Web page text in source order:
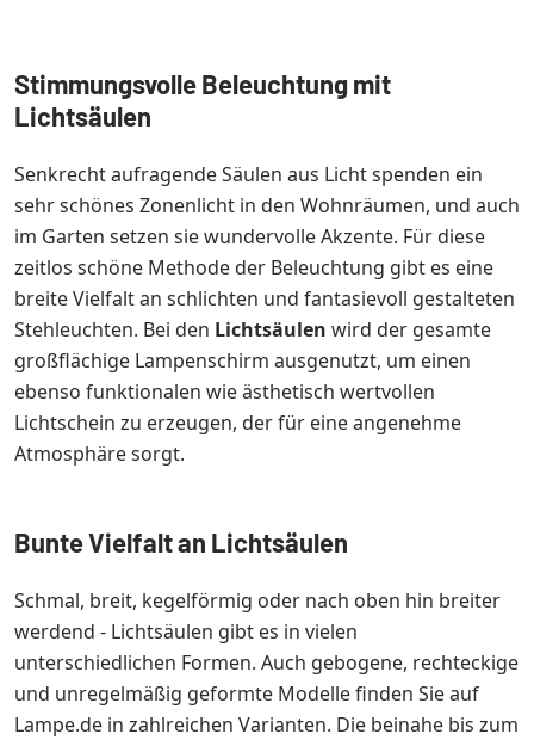
Stimmungsvolle Beleuchtung mit
Lichtsäulen
Senkrecht aufragende Säulen aus Licht spenden ein
sehr schönes Zonenlicht in den Wohnräumen, und auch
im Garten setzen sie wundervolle Akzente. Für diese
zeitlos schöne Methode der Beleuchtung gibt es eine
breite Vielfalt an schlichten und fantasievoll gestalteten
Stehleuchten. Bei den Lichtsäulen wird der gesamte
großflächige Lampenschirm ausgenutzt, um einen
ebenso funktionalen wie ästhetisch wertvollen
Lichtschein zu erzeugen, der für eine angenehme
Atmosphäre sorgt.
Bunte Vielfalt an Lichtsäulen
Schmal, breit, kegelförmig oder nach oben hin breiter
werdend - Lichtsäulen gibt es in vielen
unterschiedlichen Formen. Auch gebogene, rechteckige
und unregelmäßig geformte Modelle finden Sie auf
Lampe.de in zahlreichen Varianten. Die beinahe bis zum